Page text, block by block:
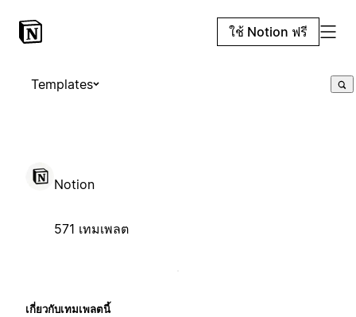
ใช้ Notion ฟรี
Templates
Notion
571 เทมเพลต
เกี่ยวกับเทมเพลตนี้